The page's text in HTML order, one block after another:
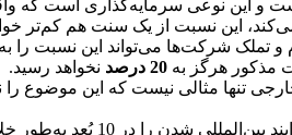
و این نوعی سرمایه‌گذاری است که
این نسبت از یک سنت هم کم‌تر
و تملک شرکت‌ها می‌تواند این نسبت را به
مذکور هرگز به 20 درصد
نخواهد رسید.
تنها مثالی نیست که این موضوع را
1-1 داده‌هایی در مورد فرایند بین‌المللی شدن را در